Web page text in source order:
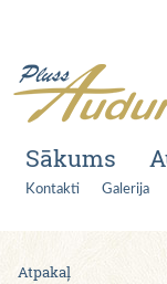
Sākums
Kontakti Galerija
Atpakaļ